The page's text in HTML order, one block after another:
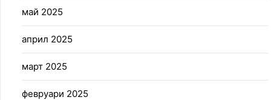
май 2025
април 2025
март 2025
февруари 2025